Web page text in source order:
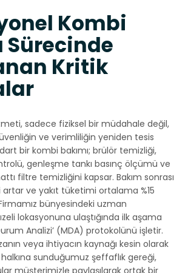
Kombi
Sürecinde
Kritik
sadece fiziksel bir müdahale değil,
ve verimliliğin yeniden tesis
bir kombi bakımı; brülör temizliği,
genleşme tankı basınç ölçümü ve
filtre temizliğini kapsar. Bakım sonrası
artar ve yakıt tüketimi ortalama %15
bünyesindeki uzman
lokasyonuna ulaştığında ilk aşama
Analizi’ (MDA) protokolünü işletir.
veya ihtiyacın kaynağı kesin olarak
halkına sunduğumuz şeffaflık gereği,
müşterimizle paylaşılarak ortak bir